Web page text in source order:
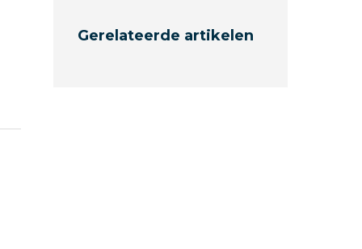
Gerelateerde artikelen